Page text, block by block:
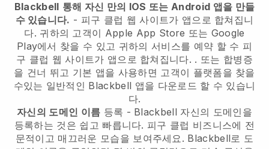
Blackbell 통해 자신 만의 IOS 또는 Android 앱을 만들
수 있습니다. - 피구 클럽 웹 사이트가 앱으로 합쳐집니
다. 귀하의 고객이 Apple App Store 또는 Google
Play에서 찾을 수 있고 귀하의 서비스를 예약 할 수 피
구 클럽 웹 사이트가 앱으로 합쳐집니다. . 또는 합병증
을 건너 뛰고 기본 앱을 사용하면 고객이 플랫폼을 찾을
수있는 일반적인 Blackbell 앱을 다운로드 할 수 있습니
다.
자신의 도메인 이름 등록 - Blackbell 자신의 도메인을
등록하는 것은 쉽고 빠릅니다. 피구 클럽 비즈니스에 전
문적이고 매끄러운 모습을 보여주세요. Blackbell로 도